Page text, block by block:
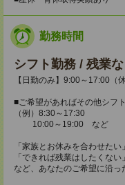
勤務時間
シフト勤務 / 残業な
【日勤のみ】9:00～17:00（
■ご希望があればその他シフ
（例）8:30～17:30
10:00～19:00 など
「家族とお休みを合わせたい」
「できれば残業はしたくない」
など、あなたのご希望に沿っ